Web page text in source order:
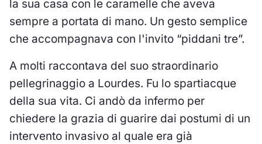
la sua casa con le caramelle che aveva
sempre a portata di mano. Un gesto semplice
che accompagnava con l'invito “piddani tre”.
A molti raccontava del suo straordinario
pellegrinaggio a Lourdes. Fu lo spartiacque
della sua vita. Ci andò da infermo per
chiedere la grazia di guarire dai postumi di un
intervento invasivo al quale era già